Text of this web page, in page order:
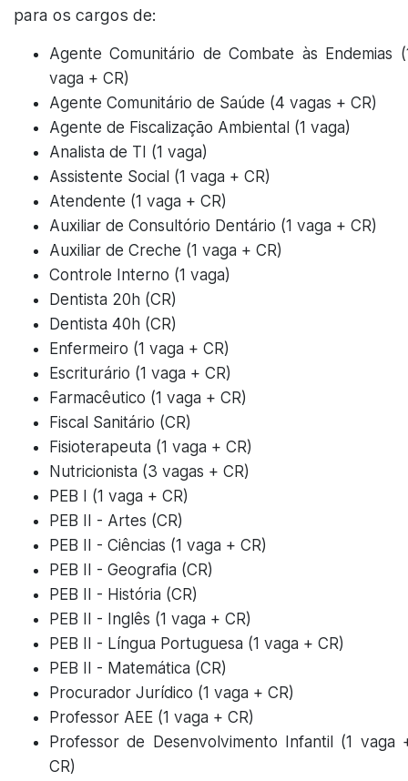
para os cargos de:
Agente Comunitário de Combate às Endemias
vaga + CR)
Agente Comunitário de Saúde (4 vagas + CR)
Agente de Fiscalização Ambiental (1 vaga)
Analista de TI (1 vaga)
Assistente Social (1 vaga + CR)
Atendente (1 vaga + CR)
Auxiliar de Consultório Dentário (1 vaga + CR)
Auxiliar de Creche (1 vaga + CR)
Controle Interno (1 vaga)
Dentista 20h (CR)
Dentista 40h (CR)
Enfermeiro (1 vaga + CR)
Escriturário (1 vaga + CR)
Farmacêutico (1 vaga + CR)
Fiscal Sanitário (CR)
Fisioterapeuta (1 vaga + CR)
Nutricionista (3 vagas + CR)
PEB I (1 vaga + CR)
PEB II - Artes (CR)
PEB II - Ciências (1 vaga + CR)
PEB II - Geografia (CR)
PEB II - História (CR)
PEB II - Inglês (1 vaga + CR)
PEB II - Língua Portuguesa (1 vaga + CR)
PEB II - Matemática (CR)
Procurador Jurídico (1 vaga + CR)
Professor AEE (1 vaga + CR)
Professor de Desenvolvimento Infantil (1 vaga
CR)